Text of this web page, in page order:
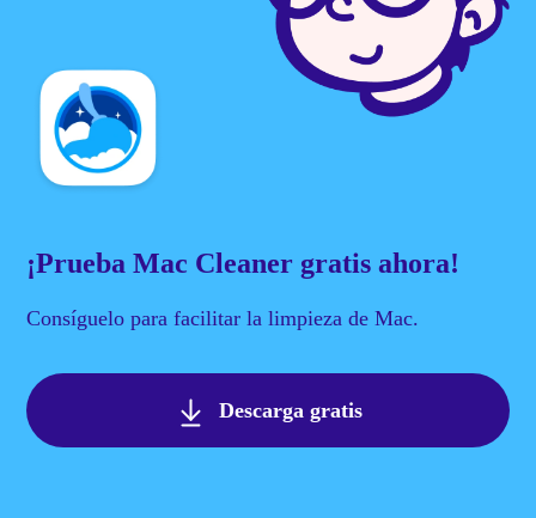
¡Prueba Mac Cleaner gratis ahora!
Consíguelo para facilitar la limpieza de Mac.
Descarga gratis